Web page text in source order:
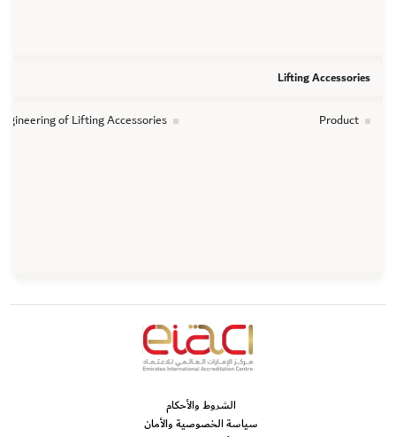
Lifting Accessories
Product
of Lifting Accessories
الشروط والأحكام
سياسة الخصوصية والأمان